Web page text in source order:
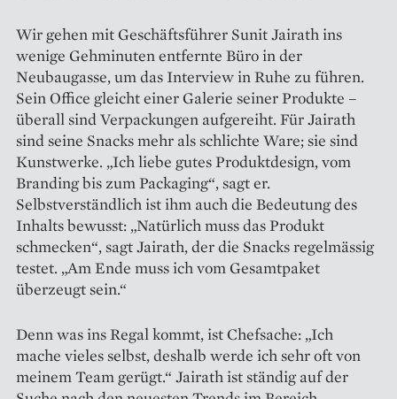
Wir gehen mit Geschäftsführer Sunit Jairath ins
wenige Geh­minuten entfernte Büro in der
Neubaugasse, um das Interview in Ruhe zu führen.
Sein Office gleicht einer Galerie seiner Produkte –
überall sind Verpackungen aufgereiht. Für Jairath
sind seine Snacks mehr als schlichte Ware; sie sind
Kunstwerke. „Ich liebe gutes Produktdesign, vom
Branding bis zum Packaging“, sagt er.
Selbstverständlich ist ihm auch die Bedeutung des
Inhalts bewusst: „Natürlich muss das Produkt
schmecken“, sagt Jairath, der die Snacks regelmässig
testet. „Am Ende muss ich vom Gesamtpaket
überzeugt sein.“
Denn was ins Regal kommt, ist Chefsache: „Ich
mache vieles selbst, deshalb werde ich sehr oft von
meinem Team gerügt.“ Jairath ist ständig auf der